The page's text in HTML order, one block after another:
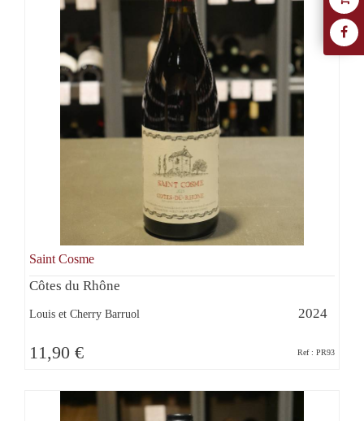
Saint Cosme
Côtes du Rhône
Louis et Cherry Barruol 2024
11,90 € Ref : PR93